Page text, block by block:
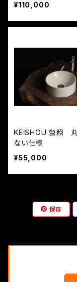
¥110,000
KEISHOU 蛍照
ない仕様
¥55,000
保存